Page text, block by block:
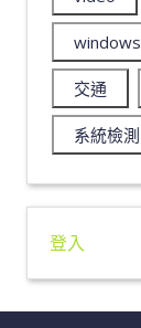
windows
交通
系統檢測
登入